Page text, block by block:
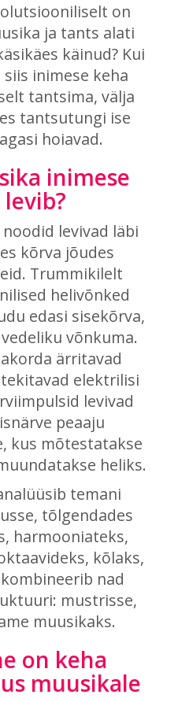
on
ja tants alati
käinud? Kui
inimese keha
tantsima, välja
tantsutungi ise
hoiavad.
inimese
levivad läbi
kõrva jõudes
Trummikilelt
helivõnked
edasi sisekõrva,
võnkuma.
ärritavad
elektrilisi
levivad
peaaju
kus mõtestatakse
heliks.
temani
tõlgendades
harmooniateks,
kõlaks,
nad
mustrisse,
muusikaks.
on keha
muusikale